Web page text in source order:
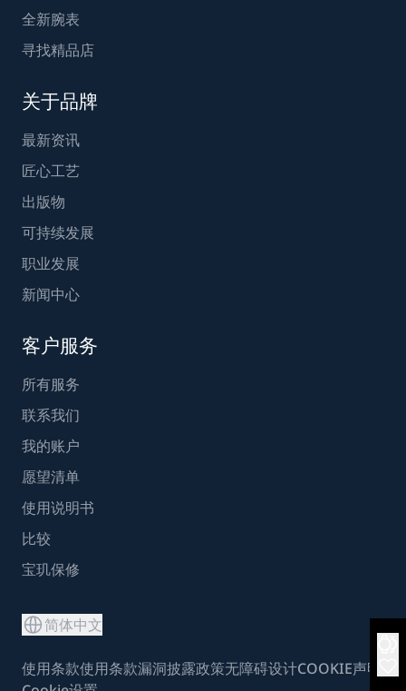
全新腕表
寻找精品店
关于品牌
最新资讯
匠心工艺
出版物
可持续发展
职业发展
新闻中心
客户服务
所有服务
联系我们
我的账户
愿望清单
使用说明书
比较
宝玑保修
简体中文
使用条款使用条款漏洞披露政策无障碍设计COOKIE声明